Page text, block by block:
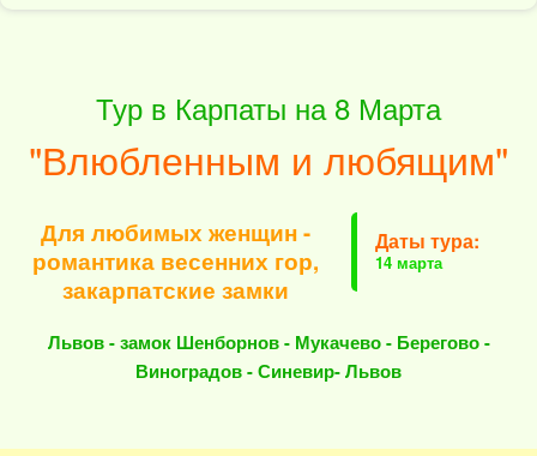
Тур в Карпаты на 8 Марта
"Влюбленным и любящим"
Даты тура:
14 марта
Для любимых женщин -
романтика весенних гор,
закарпатские замки
Львов - замок Шенборнов - Мукачево - Берегово -
Виноградов - Синевир- Львов